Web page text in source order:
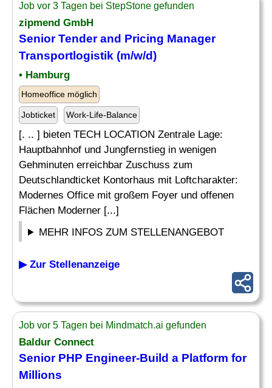
Job vor 3 Tagen bei StepStone gefunden
zipmend GmbH
Senior Tender and Pricing Manager
Transportlogistik (m/w/d)
• Hamburg
Homeoffice möglich
Jobticket Work-Life-Balance
[. .. ] bieten TECH LOCATION Zentrale Lage:
Hauptbahnhof und Jungfernstieg in wenigen
Gehminuten erreichbar Zuschuss zum
Deutschlandticket Kontorhaus mit Loftcharakter:
Modernes Office mit großem Foyer und offenen
Flächen Moderner [...]
MEHR INFOS ZUM STELLENANGEBOT
▶ Zur Stellenanzeige
Job vor 5 Tagen bei Mindmatch.ai gefunden
Baldur Connect
Senior PHP Engineer-Build a Platform for
Millions